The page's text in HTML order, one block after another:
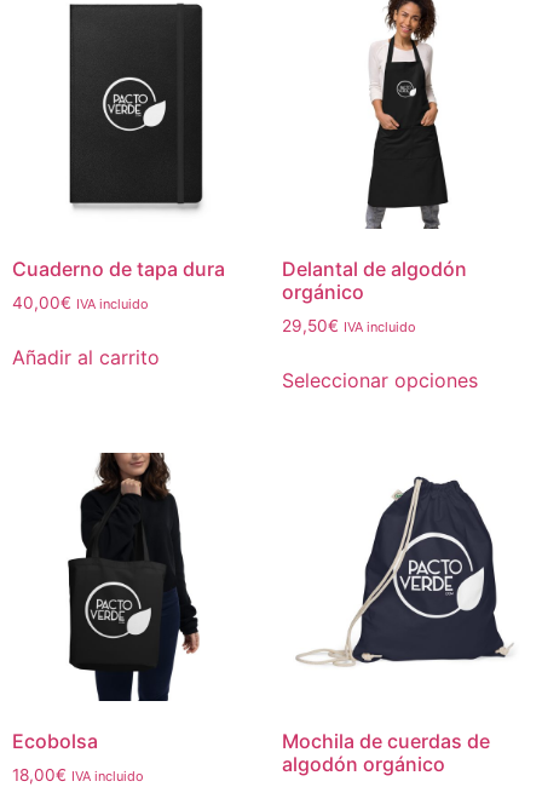
Cuaderno de tapa dura
40,00€ IVA incluido
Añadir al carrito
Delantal de algodón
orgánico
29,50€ IVA incluido
Seleccionar opciones
Ecobolsa
18,00€ IVA incluido
Mochila de cuerdas de
algodón orgánico